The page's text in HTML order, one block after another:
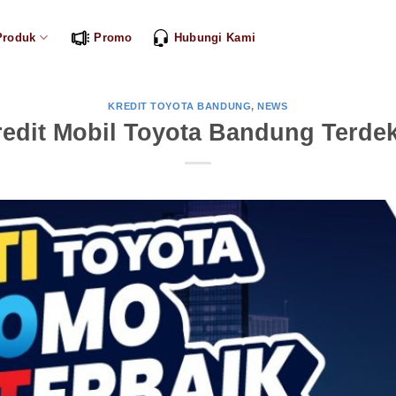
Promo Hubungi Kami
KREDIT TOYOTA BANDUNG,NEWS
Mobil Toyota Bandung